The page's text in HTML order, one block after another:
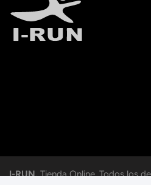
I-RUN.Tienda Online. Todos los